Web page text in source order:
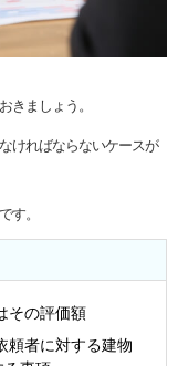
きましょう。
ければならないケースが
す。
その評価額
頼者に対する建物